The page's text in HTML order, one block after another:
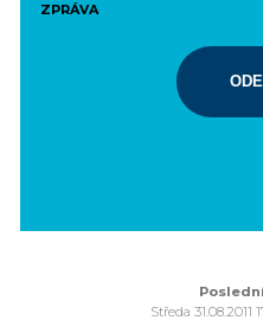
ZPRÁVA
Středa 31.08.2011